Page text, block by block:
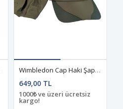
Wimbledon Cap Haki Şapka
649,00 TL
1000₺ ve üzeri ücretsiz
kargo!